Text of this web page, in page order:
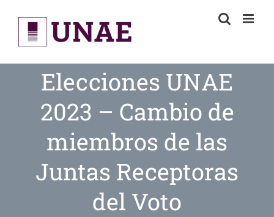
content
Elecciones UNAE
2023 – Cambio de
miembros de las
Juntas Receptoras
del Voto